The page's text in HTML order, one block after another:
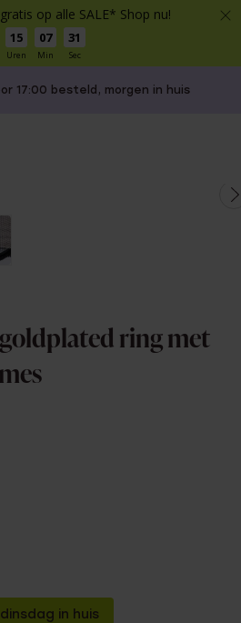
op alle SALE* Shop nu!
15
Uren
07
Min
30
Sec
17:00 besteld, morgen in huis
goldplated ring met
in huis